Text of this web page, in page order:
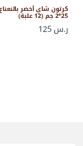
كرتون شاي أخضر
25*2 جم (12 علبة)
ر.س125